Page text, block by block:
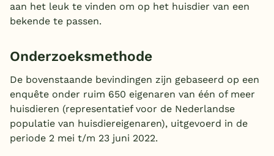
aan het leuk te vinden om op het huisdier van een
bekende te passen.
Onderzoeksmethode
De bovenstaande bevindingen zijn gebaseerd op een
enquête onder ruim 650 eigenaren van één of meer
huisdieren (representatief voor de Nederlandse
populatie van huisdiereigenaren), uitgevoerd in de
periode 2 mei t/m 23 juni 2022.